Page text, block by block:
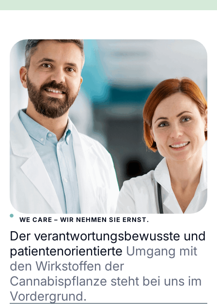
WE CARE – WIR NEHMEN SIE ERNST.
Der verantwortungsbewusste und
patientenorientierte Umgang mit
den Wirkstoffen der
Cannabispflanze steht bei uns im
Vordergrund.